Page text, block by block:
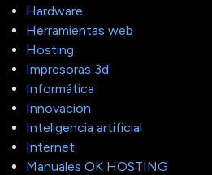
Hardware
Herramientas web
Hosting
Impresoras 3d
Informática
Innovacion
Inteligencia artificial
Internet
Manuales OK HOSTING